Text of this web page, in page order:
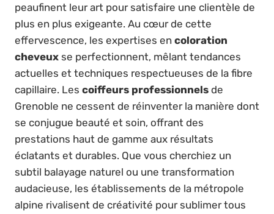
peaufinent leur art pour satisfaire une clientèle de
plus en plus exigeante. Au cœur de cette
effervescence, les expertises en coloration
cheveux se perfectionnent, mêlant tendances
actuelles et techniques respectueuses de la fibre
capillaire. Les coiffeurs professionnels de
Grenoble ne cessent de réinventer la manière dont
se conjugue beauté et soin, offrant des
prestations haut de gamme aux résultats
éclatants et durables. Que vous cherchiez un
subtil balayage naturel ou une transformation
audacieuse, les établissements de la métropole
alpine rivalisent de créativité pour sublimer tous